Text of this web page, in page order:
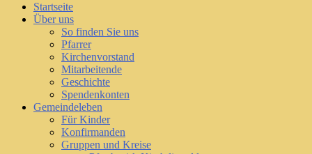
Startseite
Über uns
So finden Sie uns
Pfarrer
Kirchenvorstand
Mitarbeitende
Geschichte
Spendenkonten
Gemeindeleben
Für Kinder
Konfirmanden
Gruppen und Kreise